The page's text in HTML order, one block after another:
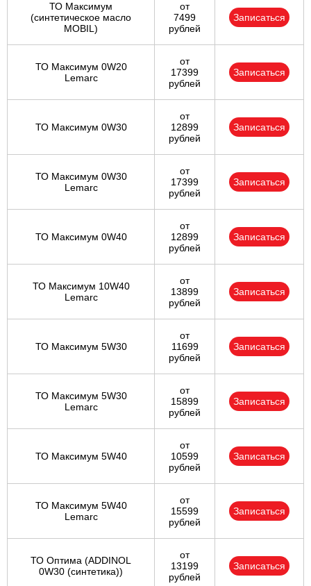
ТО Максимум
(cинтетическое масло
MOBIL)
от
7499
рублей
Записаться
ТО Максимум 0W20
Lemarc
от
17399
рублей
Записаться
ТО Максимум 0W30
от
12899
рублей
Записаться
ТО Максимум 0W30
Lemarc
от
17399
рублей
Записаться
ТО Максимум 0W40
от
12899
рублей
Записаться
ТО Максимум 10W40
Lemarc
от
13899
рублей
Записаться
ТО Максимум 5W30
от
11699
рублей
Записаться
ТО Максимум 5W30
Lemarc
от
15899
рублей
Записаться
ТО Максимум 5W40
от
10599
рублей
Записаться
ТО Максимум 5W40
Lemarc
от
15599
рублей
Записаться
ТО Оптима (ADDINOL
0W30 (синтетика))
от
13199
рублей
Записаться